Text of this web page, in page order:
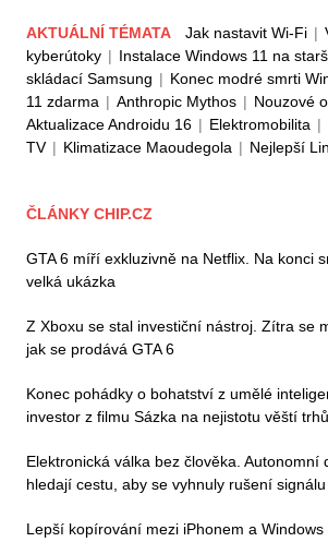
AKTUÁLNÍ TÉMATA Jak nastavit Wi-Fi |
kyberútoky | Instalace Windows 11 na
skládací Samsung | Konec modré smrti
11 zdarma | Anthropic Mythos | Nouzové
Aktualizace Androidu 16 | Elektromobilita |
TV | Klimatizace Maoudegola | Nejlepší
ČLÁNKY CHIP.CZ
GTA 6 míří exkluzivně na Netflix. Na konci
velká ukázka
Z Xboxu se stal investiční nástroj. Zítra se
jak se prodává GTA 6
Konec pohádky o bohatství z umělé
investor z filmu Sázka na nejistotu věští
Elektronická válka bez člověka. Autonomní
hledají cestu, aby se vyhnuly rušení signálu
Lepší kopírování mezi iPhonem a